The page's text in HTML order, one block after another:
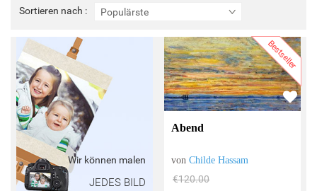
Sortieren nach : Populärste
Sortieren
nach
Wir können malen
JEDES BILD
Bestseller
Abend
vonChilde Hassam
€120.00